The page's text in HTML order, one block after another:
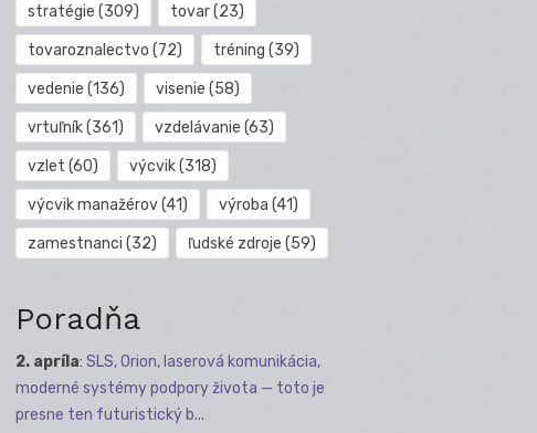
stratégie (309) tovar(23)
tovaroznalectvo (72) tréning (39)
vedenie (136) visenie (58)
vrtuľník(361) vzdelávanie (63)
vzlet (60) výcvik(318)
výcvik manažérov(41) výroba (41)
zamestnanci (32) ľudské zdroje (59)
Poradňa
2. apríla: SLS, Orion, laserová komunikácia,
moderné systémy podpory života — toto je
presne ten futuristický b...